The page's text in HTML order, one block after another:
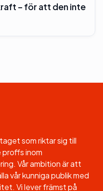
– för att den inte
som riktar sig till
inom
Vår ambition är att
vår kunniga publik med
Vi lever främst på